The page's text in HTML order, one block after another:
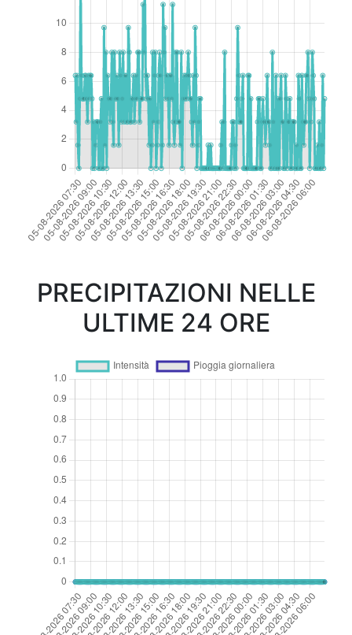
PRECIPITAZIONI NELLE
ULTIME 24 ORE